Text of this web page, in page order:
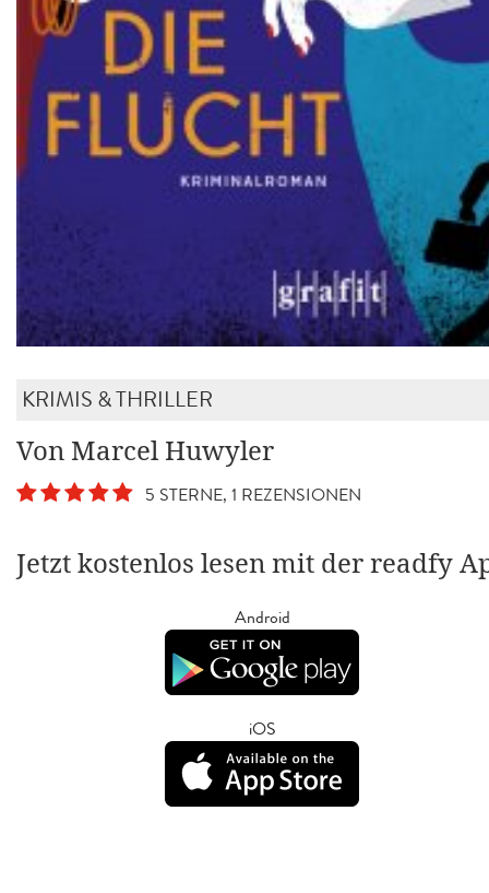
KRIMIS & THRILLER
Von Marcel Huwyler
5 STERNE, 1 REZENSIONEN
Jetzt kostenlos lesen mit der readfy
Android
iOS